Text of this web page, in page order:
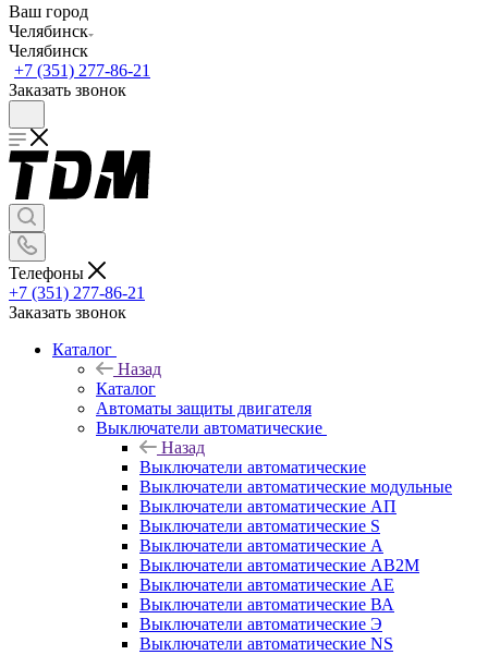
Ваш город
Челябинск
Челябинск
+7 (351) 277-86-21
Заказать звонок
Телефоны
+7 (351) 277-86-21
Заказать звонок
Каталог
Назад
Каталог
Автоматы защиты двигателя
Выключатели автоматические
Назад
Выключатели автоматические
Выключатели автоматические модульные
Выключатели автоматические АП
Выключатели автоматические S
Выключатели автоматические А
Выключатели автоматические АВ2М
Выключатели автоматические АЕ
Выключатели автоматические ВА
Выключатели автоматические Э
Выключатели автоматические NS